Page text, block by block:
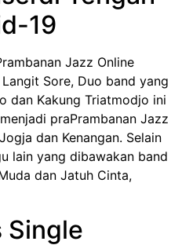
19
Jazz Online
Sore, Duo band yang
dan Kakung Triatmodjo ini
praPrambanan Jazz
dan Kenangan. Selain
lain yang dibawakan band
dan Jatuh Cinta,
Single